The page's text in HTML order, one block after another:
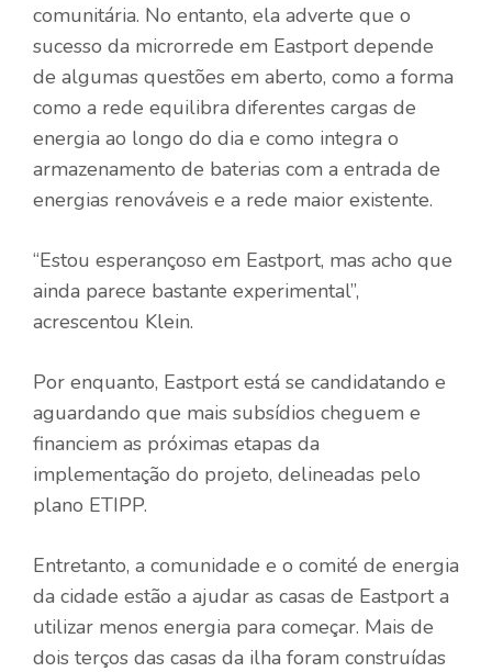
comunitária. No entanto, ela adverte que o
sucesso da microrrede em Eastport depende
de algumas questões em aberto, como a forma
como a rede equilibra diferentes cargas de
energia ao longo do dia e como integra o
armazenamento de baterias com a entrada de
energias renováveis ​​e a rede maior existente.
“Estou esperançoso em Eastport, mas acho que
ainda parece bastante experimental”,
acrescentou Klein.
Por enquanto, Eastport está se candidatando e
aguardando que mais subsídios cheguem e
financiem as próximas etapas da
implementação do projeto, delineadas pelo
plano ETIPP.
Entretanto, a comunidade e o comité de energia
da cidade estão a ajudar as casas de Eastport a
utilizar menos energia para começar. Mais de
dois terços das casas da ilha foram construídas